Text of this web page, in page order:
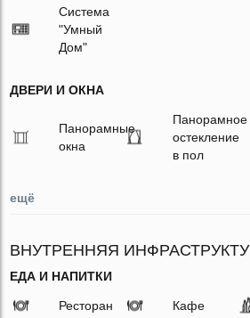
Система
"Умный
Дом"
ДВЕРИ И ОКНА
Панорамные
окна
Панорамное
остекление
в пол
ещё
ВНУТРЕННЯЯ
ЕДА И НАПИТКИ
Ресторан Кафе